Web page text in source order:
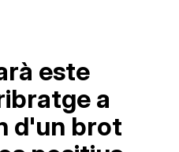
este
a
d'un brot